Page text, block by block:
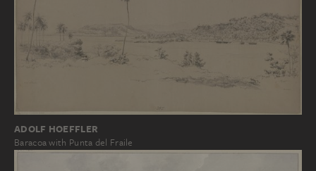
ADOLF HOEFFLER
Baracoa with Punta del Fraile